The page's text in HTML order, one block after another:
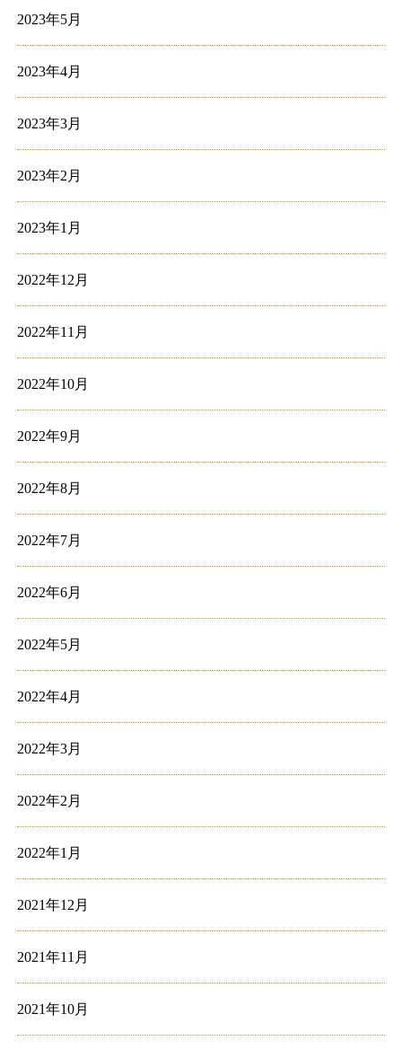
2023年5月
2023年4月
2023年3月
2023年2月
2023年1月
2022年12月
2022年11月
2022年10月
2022年9月
2022年8月
2022年7月
2022年6月
2022年5月
2022年4月
2022年3月
2022年2月
2022年1月
2021年12月
2021年11月
2021年10月